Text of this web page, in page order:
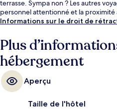
terrasse. Sympa non ? Les autres
personnel attentionné et la proximité
Informations sur le droit de
Plus
hébergement
Aperçu
Taille de l'hôtel